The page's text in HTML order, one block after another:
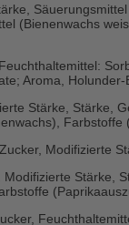
(Bienenwachs
Aroma,
Stärke, Stärke,
Farbstoffe
Modifizierte
Modifizierte Stärke,